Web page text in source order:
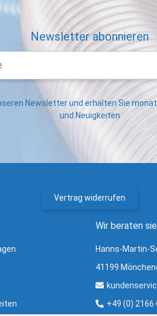
Newsletter abonnieren
Newsletter und erhalten Sie
und Neuigkeiten
Vertrag widerrufen
Wir beraten
Hanns-Martin-
41199
+49 (0) 2166